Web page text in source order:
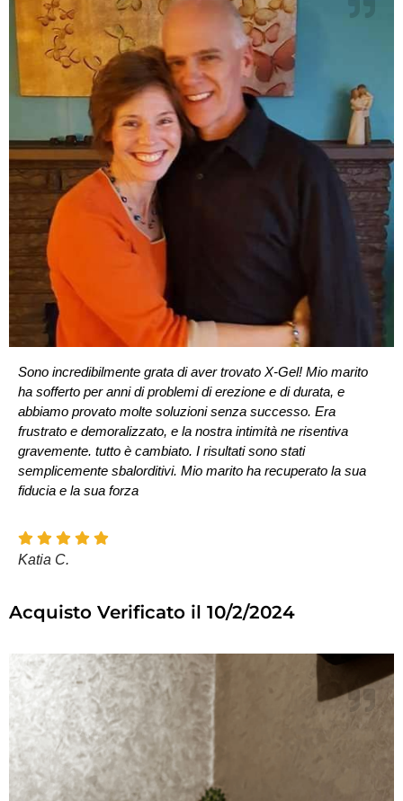
Sono incredibilmente grata di aver trovato X-Gel! Mio marito
ha sofferto per anni di problemi di erezione e di durata, e
abbiamo provato molte soluzioni senza successo. Era
frustrato e demoralizzato, e la nostra intimità ne risentiva
gravemente. tutto è cambiato. I risultati sono stati
semplicemente sbalorditivi. Mio marito ha recuperato la sua
fiducia e la sua forza
Katia C.
Acquisto Verificato il 10/2/2024